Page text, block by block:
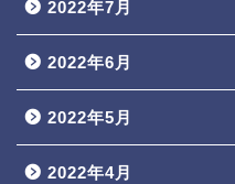
2022年7月
2022年6月
2022年5月
2022年4月